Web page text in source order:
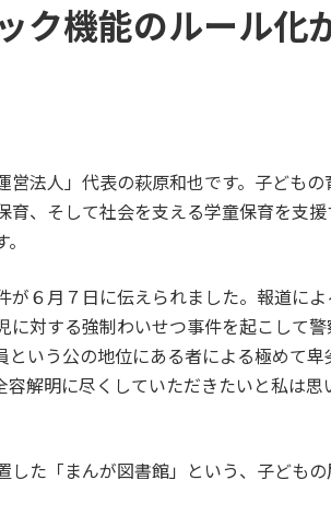
ク機能のルール化
法人」代表の萩原和也です。子どもの
、そして社会を支える学童保育を支援
６月７日に伝えられました。報道によ
対する強制わいせつ事件を起こして警
いう公の地位にある者による極めて卑
解明に尽くしていただきたいと私は思
た「まんが図書館」という、子どもの